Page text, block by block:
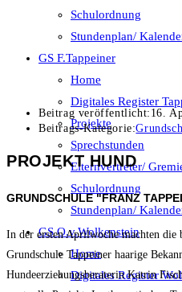
Schulordnung
Stundenplan/
GS F.Tappeiner
Home
Digitales Register
Projekte
Sprechstunden
Elternvertreter/
Schulordnung
Stundenplan/
GS O.v.Wolkenstein
Home
Digitales Register
Beitrag veröffentlicht: 16.
Beitrags-Kategorie:
PROJEKT HUND
GRUNDSCHULE "FRANZ
In der ersten Aprilwoche machten die
Grundschule Tappeiner haarige
Hundeerziehungsberaterin Katrin